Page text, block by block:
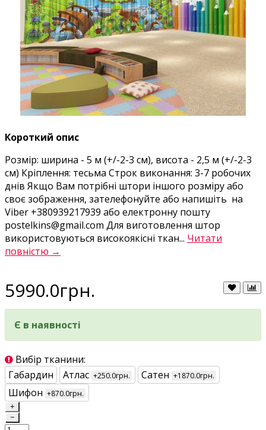
Короткий опис
Розмір: ширина - 5 м (+/-2-3 см), висота - 2,5 м (+/-2-3
см) Кріплення: тесьма Строк виконання: 3-7 робочих
днів Якщо Вам потрібні штори іншого розміру або
своє зображення, зателефонуйте або напишіть на
Viber +380939217939 або електронну пошту
postelkins@gmail.com Для виготовлення штор
використовуються високоякісні ткан... Читати
повністю →
5990.0грн.
Є в наявності
Вибір тканини:
Габардин
Атлас +250.0грн. Сатен +1870.0грн.
Шифон +870.0грн.
+
−